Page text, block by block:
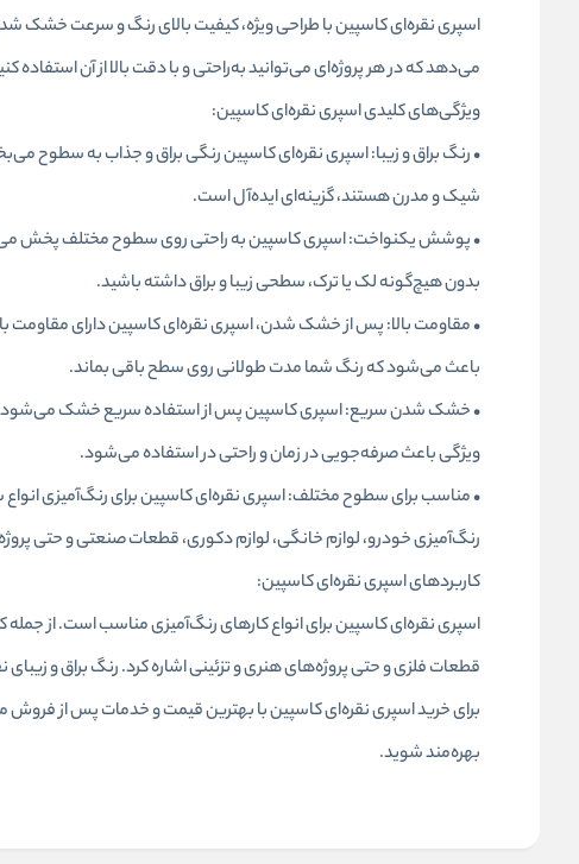
اسپری نقره‌ای کاسپین با طراحی ویژه، کیفیت بالای رنگ و سرعت خشک شدن
می‌دهد که در هر پروژه‌ای می‌توانید به‌راحتی و با دقت بالا از آن استفاده
ویژگی‌های کلیدی اسپری نقره‌ای کاسپین:
• رنگ براق و زیبا: اسپری نقره‌ای کاسپین رنگی براق و جذاب به سطوح
شیک و مدرن هستند، گزینه‌ای ایده‌آل است.
• پوشش یکنواخت: اسپری کاسپین به راحتی روی سطوح مختلف پخش
بدون هیچ‌گونه لک یا ترک، سطحی زیبا و براق داشته باشید.
• مقاومت بالا: پس از خشک شدن، اسپری نقره‌ای کاسپین دارای مقاومت
باعث می‌شود که رنگ شما مدت طولانی روی سطح باقی بماند.
• خشک شدن سریع: اسپری کاسپین پس از استفاده سریع خشک می‌شود،
ویژگی باعث صرفه‌جویی در زمان و راحتی در استفاده می‌شود.
• مناسب برای سطوح مختلف: اسپری نقره‌ای کاسپین برای رنگ‌آمیزی
رنگ‌آمیزی خودرو، لوازم خانگی، لوازم دکوری، قطعات صنعتی و حتی
کاربردهای اسپری نقره‌ای کاسپین:
اسپری نقره‌ای کاسپین برای انواع کارهای رنگ‌آمیزی مناسب است. از
قطعات فلزی و حتی پروژه‌های هنری و تزئینی اشاره کرد. رنگ براق و
برای خرید اسپری نقره‌ای کاسپین با بهترین قیمت و خدمات پس از فروش
بهره‌مند شوید.